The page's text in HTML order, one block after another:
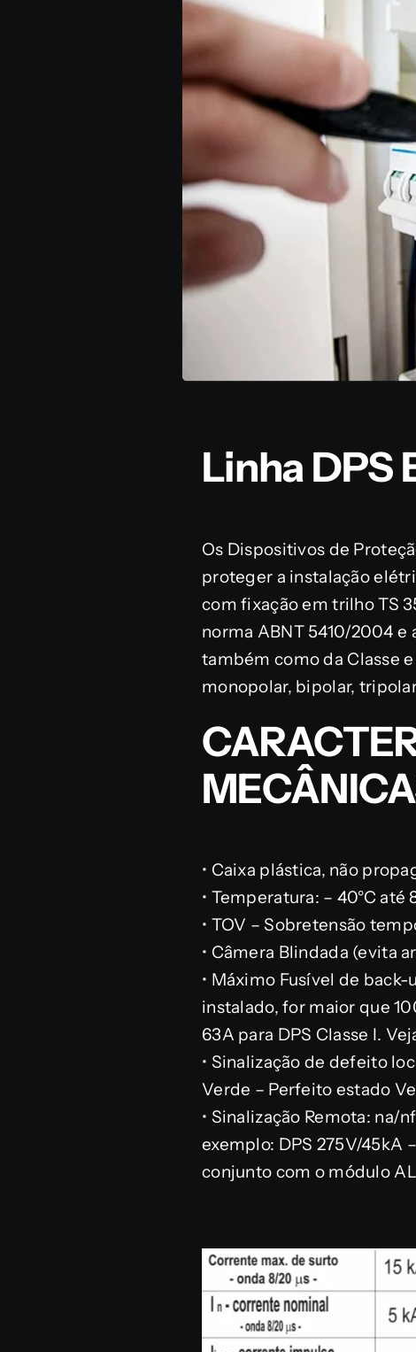
Linha DPS
Os Dispositivos de
proteger a instalação
com fixação em trilho TS
norma ABNT 5410/2004 e
também como da Classe e
monopolar, bipolar,
• Caixa plástica, não
• Temperatura: – 40°C até
• TOV – Sobretensão
• Câmera Blindada (evita
• Máximo Fusível de
instalado, for maior que
63A para DPS Classe I.
• Sinalização de defeito
Verde – Perfeito estado
• Sinalização Remota: na/
exemplo: DPS 275V/45kA
conjunto com o módulo